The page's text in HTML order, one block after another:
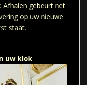
Afhalen gebeurt net
op uw nieuwe
staat.
uw klok